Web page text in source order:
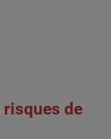
risques de